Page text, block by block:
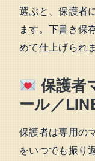
選ぶと、保護者
ます。下書き保
めて仕上げられま
保護者
ール／
保護者は専用の
をいつでも振り